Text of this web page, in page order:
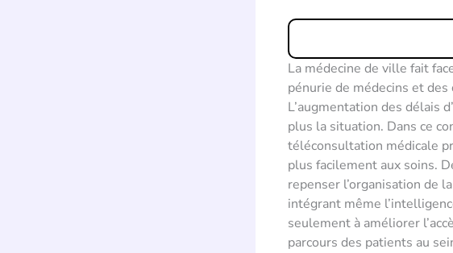
La médecine de ville fait
pénurie de médecins et
L’augmentation des délais
plus la situation. Dans ce
téléconsultation médicale
plus facilement aux soins.
repenser l’organisation de
intégrant même
seulement à améliorer
parcours des patients au